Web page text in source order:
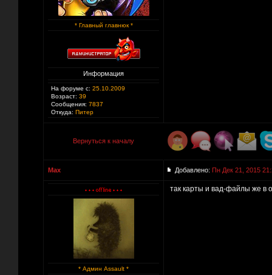
* Главный главнюк *
Информация
На форуме с: 25.10.2009
Возраст: 39
Сообщения: 7837
Откуда: Питер
Вернуться к началу
Max Добавлено: Пн Дек 21, 2015
* Админ Assault *
так карты и вад-файлы же в